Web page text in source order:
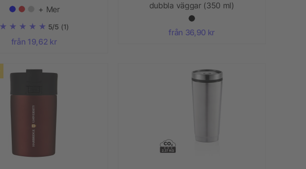
+ Mer
5/5 (1)
från 19,62 kr
dubbla väggar (350 ml)
från 36,90 kr